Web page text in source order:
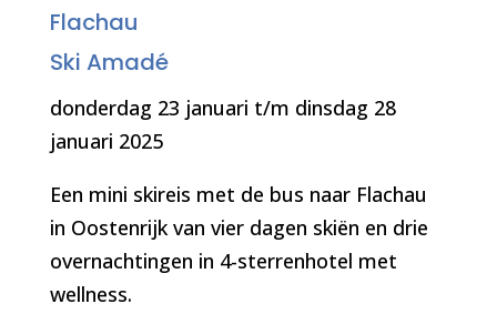
Flachau
Ski Amadé
donderdag 23 januari t/m dinsdag 28
januari 2025
Een mini skireis met de bus naar Flachau
in Oostenrijk van vier dagen skiën en drie
overnachtingen in 4-sterrenhotel met
wellness.